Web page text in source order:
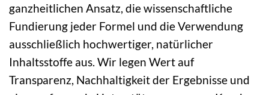
ganzheitlichen Ansatz, die wissenschaftliche
Fundierung jeder Formel und die Verwendung
ausschließlich hochwertiger, natürlicher
Inhaltsstoffe aus. Wir legen Wert auf
Transparenz, Nachhaltigkeit der Ergebnisse und